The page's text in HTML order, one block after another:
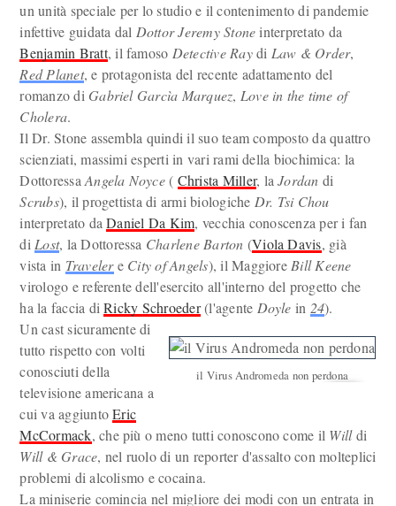
un unità speciale per lo studio e il contenimento di pandemie
infettive guidata dal Dottor Jeremy Stoneinterpretato da
Benjamin Bratt, il famoso Detective Raydi Law & Order,
Red Planet, e protagonista del recente adattamento del
romanzo di Gabriel Garcìa Marquez, Love in the time of
Cholera.
Il Dr. Stone assembla quindi il suo team composto da quattro
scienziati, massimi esperti in vari rami della biochimica: la
DottoressaAngela Noyce( Christa Miller, laJordan di
Scrubs), il progettista di armi biologiche Dr. Tsi Chou
interpretato daDaniel Da Kim, vecchia conoscenza per i fan
di Lost, la Dottoressa Charlene Barton (Viola Davis, già
vista in Travelere City of Angels), il Maggiore Bill Keene
virologo e referente dell'esercito all'interno del progetto che
ha la faccia diRicky Schroeder(l'agente Doyle in 24).
il Virus Andromeda non perdona
Un cast sicuramente di
tutto rispetto con volti
conosciuti della
televisione americana a
cui va aggiuntoEric
McCormack, che più o meno tutti conoscono come il Willdi
Will & Grace, nel ruolo di un reporter d'assalto con molteplici
problemi di alcolismo e cocaina.
La miniserie comincia nel migliore dei modi con un entrata in